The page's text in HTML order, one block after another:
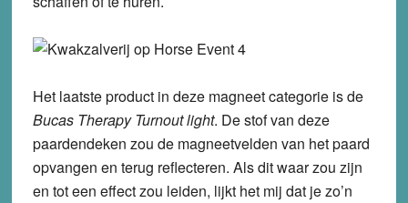
Het laatste product in deze magneet categorie is de
Bucas Therapy Turnout light. De stof van deze
paardendeken zou de magneetvelden van het paard
opvangen en terug reflecteren. Als dit waar zou zijn
en tot een effect zou leiden, lijkt het mij dat je zo’n